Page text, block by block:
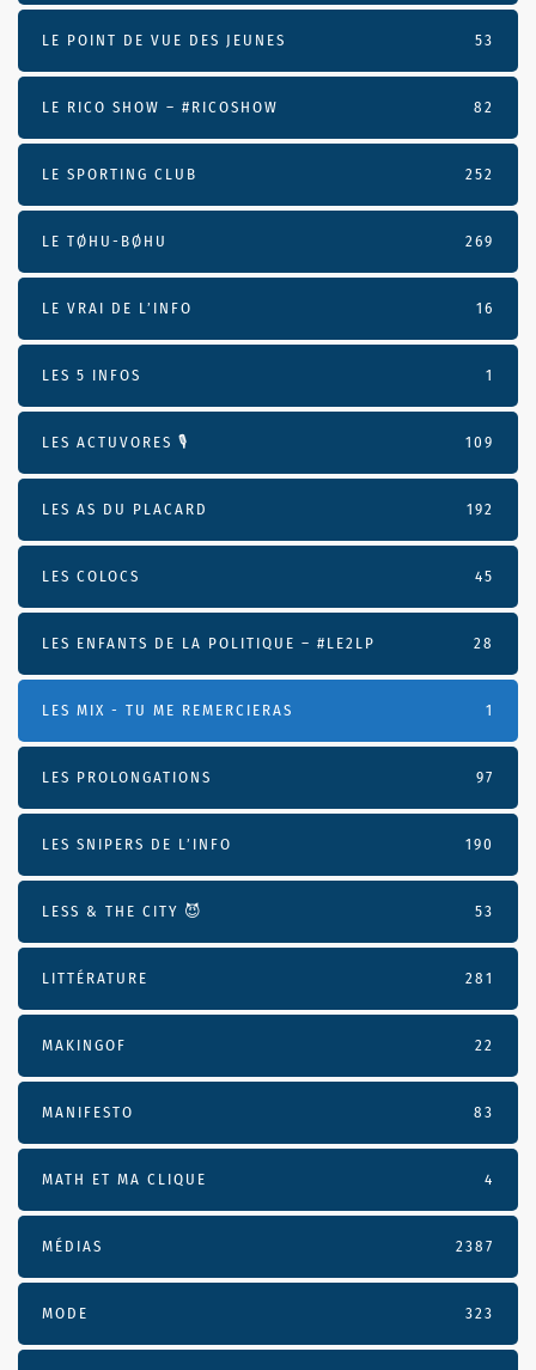
LE POINT DE VUE DES JEUNES 53
LE RICO SHOW – #RICOSHOW 82
LE SPORTING CLUB 252
LE TØHU-BØHU 269
LE VRAI DE L’INFO 16
LES 5 INFOS 1
LES ACTUVORES 🎙 109
LES AS DU PLACARD 192
LES COLOCS 45
LES ENFANTS DE LA POLITIQUE – #LE2LP 28
LES MIX - TU ME REMERCIERAS 1
LES PROLONGATIONS 97
LES SNIPERS DE L’INFO 190
LESS & THE CITY 😈 53
LITTÉRATURE 281
MAKINGOF 22
MANIFESTO 83
MATH ET MA CLIQUE 4
MÉDIAS 2387
MODE 323